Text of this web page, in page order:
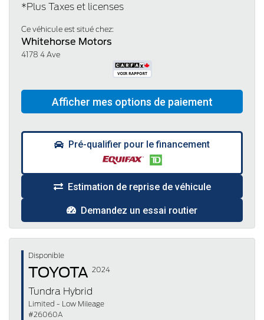
*Plus Taxes et licenses
Ce véhicule est situé chez:
Whitehorse Motors
4178 4 Ave
Pré-qualifier pour le financement
Estimation de reprise de véhicule
Demandez un essai routier
Disponible
TOYOTA 2024
Tundra Hybrid
Limited - Low Mileage
#26060A